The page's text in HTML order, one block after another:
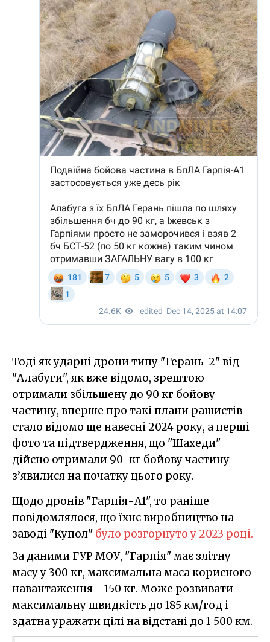
Тоді як ударні дрони типу "Герань-2" від
"Алабуги", як вже відомо, зрештою
отримали збільшену до 90 кг бойову
частину, вперше про такі плани рашистів
стало відомо ще навесні 2024 року, а перші
фото та підтвердження, що "Шахеди"
дійсно отримали 90-кг бойову частину
з’явилися на початку цього року.
Щодо дронів "Гарпія-А1", то раніше
повідомлялося, що їхнє виробництво на
заводі "Купол" було розгорнуто у 2023 році.
За даними ГУР МОУ, "Гарпія" має злітну
масу у 300 кг, максимальна маса корисного
навантаження - 150 кг. Може розвивати
максимальну швидкість до 185 км/год і
здатна уражати цілі на відстані до 1 500 км.